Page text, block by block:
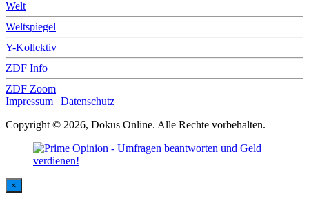
Welt
Weltspiegel
Y-Kollektiv
ZDF Info
ZDF Zoom
Impressum | Datenschutz
Copyright © 2026, Dokus Online. Alle Rechte vorbehalten.
×